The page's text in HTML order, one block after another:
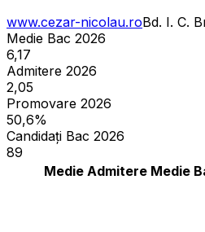
www.cezar-nicolau.roBd. I. C.
Medie Bac 2026
6,17
Admitere 2026
2,05
Promovare 2026
50,6%
Candidați Bac 2026
89
Medie Admitere Medie